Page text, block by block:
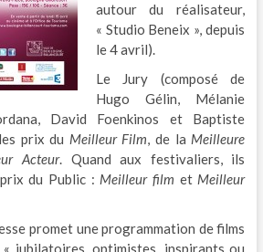
autour du réalisateur,
« Studio Beneix », depuis
le 4 avril).
Le Jury (composé de
Hugo Gélin, Mélanie
David Foenkinos et Baptiste
prix du Meilleur Film, de la Meilleure
Acteur. Quand aux festivaliers, ils
du Public : Meilleur film et Meilleur
promet une programmation de films
jubilatoires, optimistes, inspirants ou